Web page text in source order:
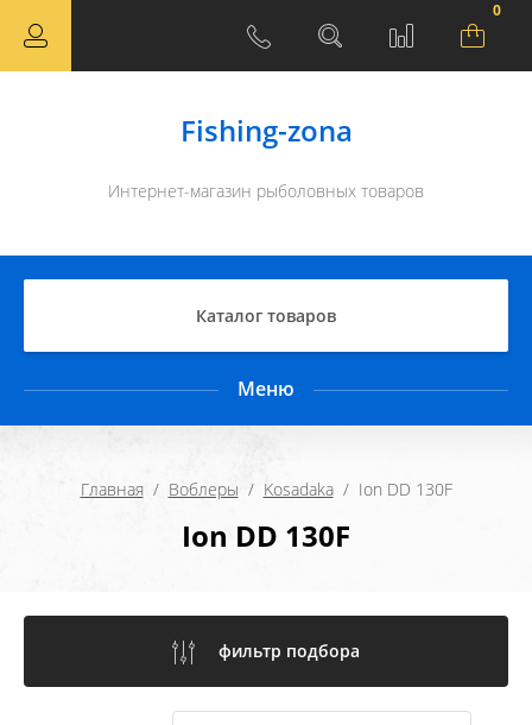
0
Fishing-zona
Интернет-магазин рыболовных товаров
Каталог товаров
Меню
Главная
  /
Воблеры
  /
Kosadaka
  /  Ion DD 130F
Ion DD 130F
фильтр подбора